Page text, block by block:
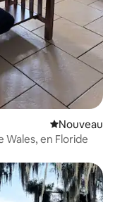
Nouvel
Nouveau
Wales, en Floride